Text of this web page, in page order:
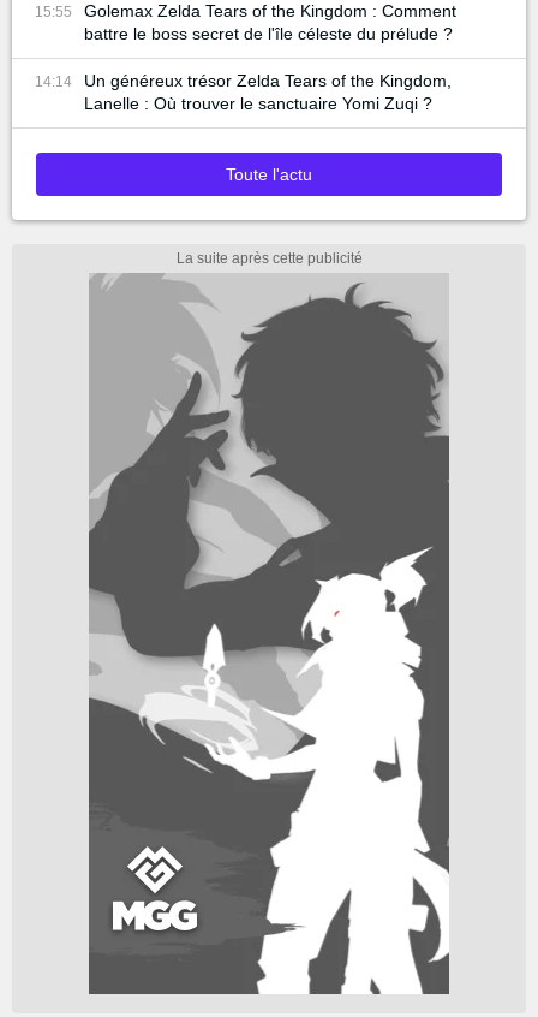
15:55
Golemax Zelda Tears of the Kingdom : Comment
battre le boss secret de l'île céleste du prélude ?
14:14
Un généreux trésor Zelda Tears of the Kingdom,
Lanelle : Où trouver le sanctuaire Yomi Zuqi ?
Toute l'actu